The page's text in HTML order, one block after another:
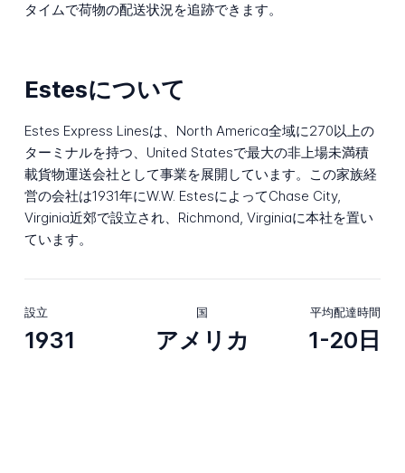
タイムで荷物の配送状況を追跡できます。
Estesについて
Estes Express Linesは、North America全域に270以上の
ターミナルを持つ、United Statesで最大の非上場未満積
載貨物運送会社として事業を展開しています。この家族経
営の会社は1931年にW.W. EstesによってChase City,
Virginia近郊で設立され、Richmond, Virginiaに本社を置い
ています。
設立
1931
国
アメリカ
平均配達時間
1-20日